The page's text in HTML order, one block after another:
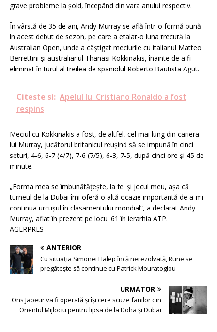
grave probleme la şold, începând din vara anului respectiv.
În vârstă de 35 de ani, Andy Murray se află într-o formă bună
în acest debut de sezon, pe care a etalat-o luna trecută la
Australian Open, unde a câştigat meciurile cu italianul Matteo
Berrettini şi australianul Thanasi Kokkinakis, înainte de a fi
eliminat în turul al treilea de spaniolul Roberto Bautista Agut.
Citeste si: Apelul lui Cristiano Ronaldo a fost
respins
Meciul cu Kokkinakis a fost, de altfel, cel mai lung din cariera
lui Murray, jucătorul britanicul reuşind să se impună în cinci
seturi, 4-6, 6-7 (4/7), 7-6 (7/5), 6-3, 7-5, după cinci ore şi 45 de
minute.
„Forma mea se îmbunătăţeşte, la fel şi jocul meu, aşa că
turneul de la Dubai îmi oferă o altă ocazie importantă de a-mi
continua urcuşul în clasamentului mondial”, a declarat Andy
Murray, aflat în prezent pe locul 61 în ierarhia ATP.
AGERPRES
ANTERIOR
Cu situația Simonei Halep încă nerezolvată, Rune se
pregătește să continue cu Patrick Mouratoglou
URMĂTOR
Ons Jabeur va fi operată și își cere scuze fanilor din
Orientul Mijlociu pentru lipsa de la Doha și Dubai